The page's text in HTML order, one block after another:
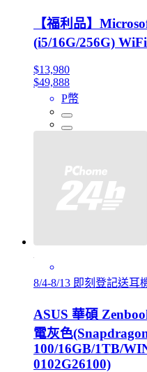
【福利品】
(i5/16G/256G)
$13,980
$49,888
P幣
8/4-8/13 即刻登記送耳
ASUS 華碩
電灰色
100/16GB/1TB/
0102G26100)